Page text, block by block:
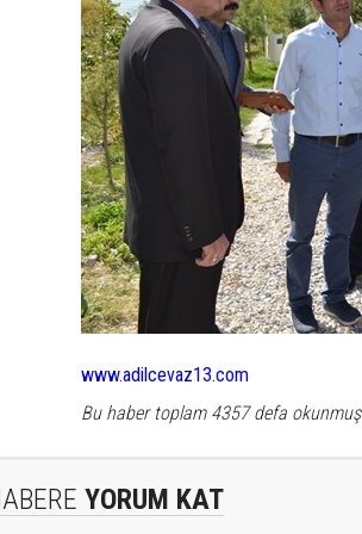
www.adilcevaz13.com
Bu haber toplam 4357 defa
YORUM KAT